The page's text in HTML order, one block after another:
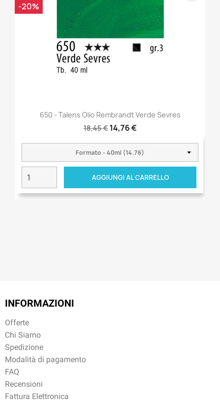
650 - Talens Olio Rembrandt Verde Sevres
18,45 € 14,76 €
AGGIUNGI AL CARRELLO
-20%
INFORMAZIONI
Offerte
Chi Siamo
Spedizione
Modalità di pagamento
FAQ
Recensioni
Fattura Elettronica